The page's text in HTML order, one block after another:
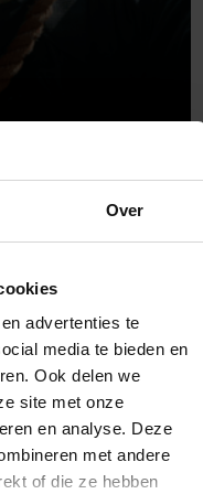
Over
advertenties te
media te bieden en
Ook delen we
site met onze
en analyse. Deze
met andere
of die ze hebben